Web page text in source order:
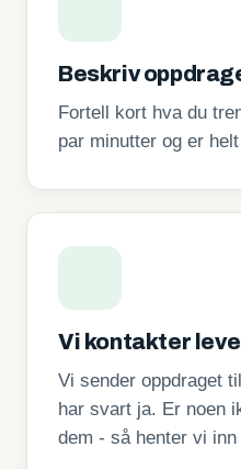
Beskriv
Fortell kort hva du
par minutter og er
Vi kontakter
Vi sender oppdraget
har svart ja. Er noen
dem - så henter vi